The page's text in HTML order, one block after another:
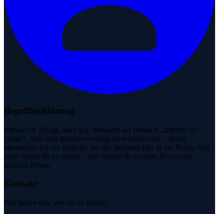
Begriffserklärung
Internet of Things, kurz IoT, bedeutet auf Deutsch „Internet der
Dinge". Was sich dahinter verbirgt ist weitreichend – daher
übersetzen wir die Begriffe aus der Industrie hier in die Praxis. Wie
auch immer du es nennst – hier findest du es ohne Buzzword-
Bullshit-Bingo.
Kontakt
Wir freuen uns, von dir zu hören!